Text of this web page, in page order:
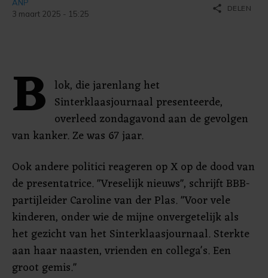
ANP
3 maart 2025 - 15:25
share DELEN
B lok, die jarenlang het
Sinterklaasjournaal presenteerde,
overleed zondagavond aan de gevolgen
van kanker. Ze was 67 jaar.
Ook andere politici reageren op X op de dood van
de presentatrice. "Vreselijk nieuws", schrijft BBB-
partijleider Caroline van der Plas. "Voor vele
kinderen, onder wie de mijne onvergetelijk als
het gezicht van het Sinterklaasjournaal. Sterkte
aan haar naasten, vrienden en collega's. Een
groot gemis."